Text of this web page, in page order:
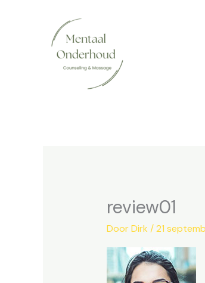
review01
DoorDirk /21